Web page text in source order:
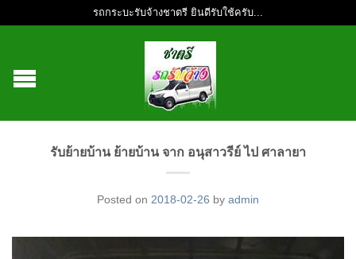
รถกระบะรับจ้างชาตรี ยินดีรับใช้ครับ...
รับย้ายบ้าน ย้ายบ้าน จาก อนุสาวรีย์ ไป ศาลายา
Posted on 2018-02-26 by admin